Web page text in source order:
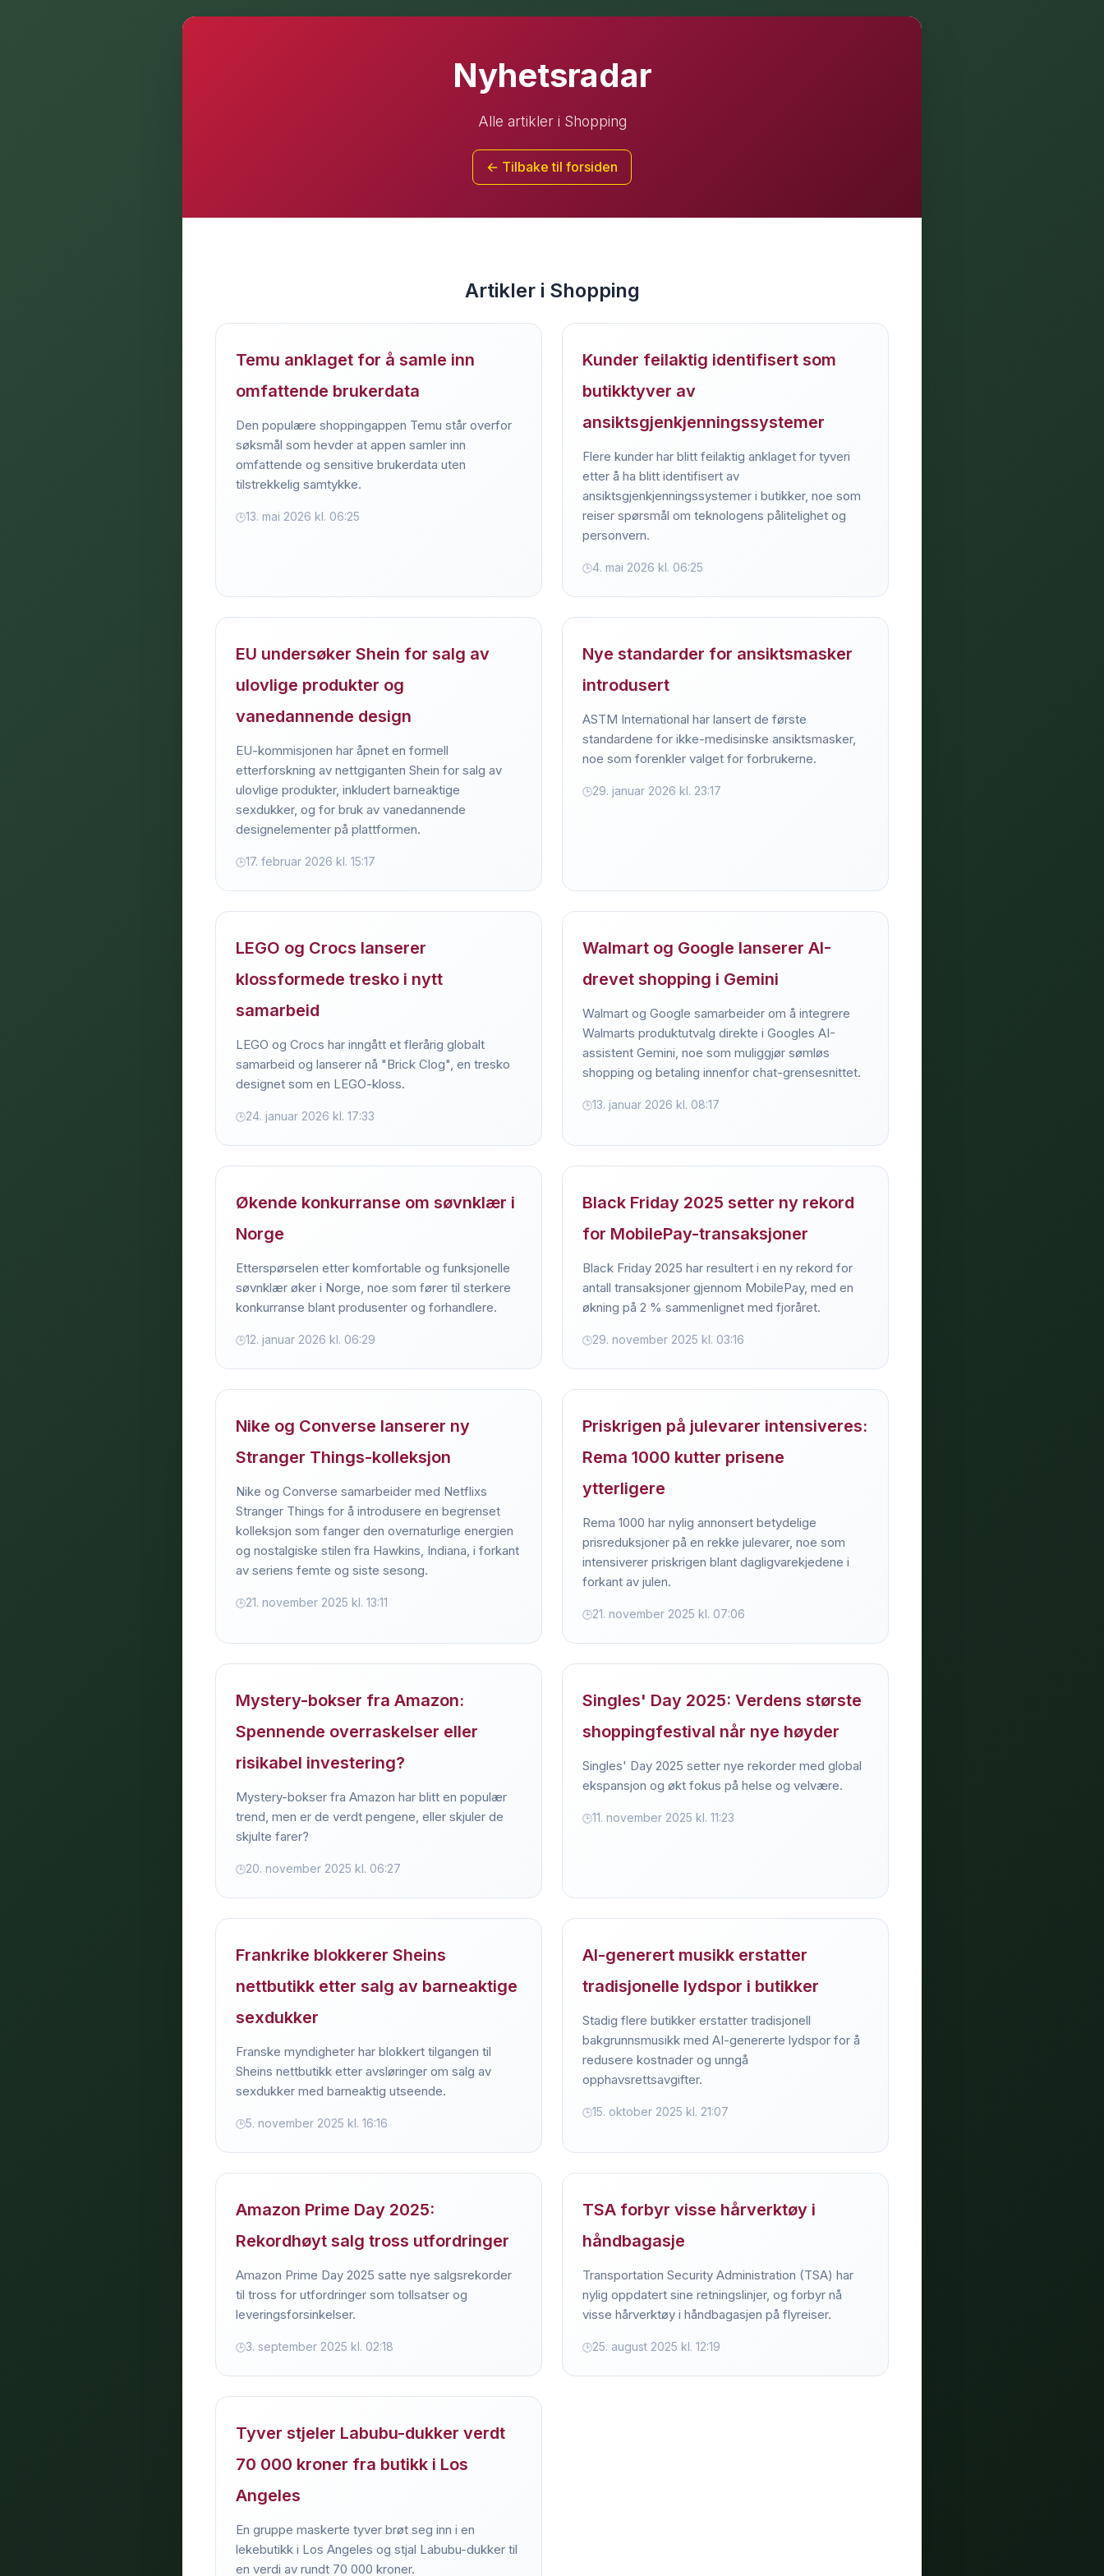
Nyhetsradar
Alle artikler i Shopping
← Tilbake til forsiden
Artikler i Shopping
Temu anklaget for å samle inn
omfattende brukerdata
Den populære shoppingappen Temu står overfor
søksmål som hevder at appen samler inn
omfattende og sensitive brukerdata uten
tilstrekkelig samtykke.
13. mai 2026 kl. 06:25
Kunder feilaktig identifisert som
butikktyver av
ansiktsgjenkjenningssystemer
Flere kunder har blitt feilaktig anklaget for tyveri
etter å ha blitt identifisert av
ansiktsgjenkjenningssystemer i butikker, noe som
reiser spørsmål om teknologens pålitelighet og
personvern.
4. mai 2026 kl. 06:25
EU undersøker Shein for salg av
ulovlige produkter og
vanedannende design
EU-kommisjonen har åpnet en formell
etterforskning av nettgiganten Shein for salg av
ulovlige produkter, inkludert barneaktige
sexdukker, og for bruk av vanedannende
designelementer på plattformen.
17. februar 2026 kl. 15:17
Nye standarder for ansiktsmasker
introdusert
ASTM International har lansert de første
standardene for ikke-medisinske ansiktsmasker,
noe som forenkler valget for forbrukerne.
29. januar 2026 kl. 23:17
LEGO og Crocs lanserer
klossformede tresko i nytt
samarbeid
LEGO og Crocs har inngått et flerårig globalt
samarbeid og lanserer nå "Brick Clog", en tresko
designet som en LEGO-kloss.
24. januar 2026 kl. 17:33
Walmart og Google lanserer AI-
drevet shopping i Gemini
Walmart og Google samarbeider om å integrere
Walmarts produktutvalg direkte i Googles AI-
assistent Gemini, noe som muliggjør sømløs
shopping og betaling innenfor chat-grensesnittet.
13. januar 2026 kl. 08:17
Økende konkurranse om søvnklær i
Norge
Etterspørselen etter komfortable og funksjonelle
søvnklær øker i Norge, noe som fører til sterkere
konkurranse blant produsenter og forhandlere.
12. januar 2026 kl. 06:29
Black Friday 2025 setter ny rekord
for MobilePay-transaksjoner
Black Friday 2025 har resultert i en ny rekord for
antall transaksjoner gjennom MobilePay, med en
økning på 2 % sammenlignet med fjoråret.
29. november 2025 kl. 03:16
Nike og Converse lanserer ny
Stranger Things-kolleksjon
Nike og Converse samarbeider med Netflixs
Stranger Things for å introdusere en begrenset
kolleksjon som fanger den overnaturlige energien
og nostalgiske stilen fra Hawkins, Indiana, i forkant
av seriens femte og siste sesong.
21. november 2025 kl. 13:11
Priskrigen på julevarer intensiveres:
Rema 1000 kutter prisene
ytterligere
Rema 1000 har nylig annonsert betydelige
prisreduksjoner på en rekke julevarer, noe som
intensiverer priskrigen blant dagligvarekjedene i
forkant av julen.
21. november 2025 kl. 07:06
Mystery-bokser fra Amazon:
Spennende overraskelser eller
risikabel investering?
Mystery-bokser fra Amazon har blitt en populær
trend, men er de verdt pengene, eller skjuler de
skjulte farer?
20. november 2025 kl. 06:27
Singles' Day 2025: Verdens største
shoppingfestival når nye høyder
Singles' Day 2025 setter nye rekorder med global
ekspansjon og økt fokus på helse og velvære.
11. november 2025 kl. 11:23
Frankrike blokkerer Sheins
nettbutikk etter salg av barneaktige
sexdukker
Franske myndigheter har blokkert tilgangen til
Sheins nettbutikk etter avsløringer om salg av
sexdukker med barneaktig utseende.
5. november 2025 kl. 16:16
AI-generert musikk erstatter
tradisjonelle lydspor i butikker
Stadig flere butikker erstatter tradisjonell
bakgrunnsmusikk med AI-genererte lydspor for å
redusere kostnader og unngå
opphavsrettsavgifter.
15. oktober 2025 kl. 21:07
Amazon Prime Day 2025:
Rekordhøyt salg tross utfordringer
Amazon Prime Day 2025 satte nye salgsrekorder
til tross for utfordringer som tollsatser og
leveringsforsinkelser.
3. september 2025 kl. 02:18
TSA forbyr visse hårverktøy i
håndbagasje
Transportation Security Administration (TSA) har
nylig oppdatert sine retningslinjer, og forbyr nå
visse hårverktøy i håndbagasjen på flyreiser.
25. august 2025 kl. 12:19
Tyver stjeler Labubu-dukker verdt
70 000 kroner fra butikk i Los
Angeles
En gruppe maskerte tyver brøt seg inn i en
lekebutikk i Los Angeles og stjal Labubu-dukker til
en verdi av rundt 70 000 kroner.